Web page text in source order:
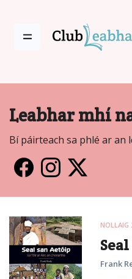
Leabhar mhí
Bí páirteach sa phlé ar an
NOLLAIG
Frank